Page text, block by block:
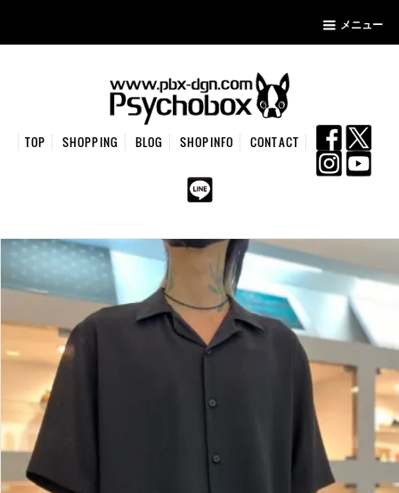
メニュー
TOP SHOPPING BLOG SHOPINFO CONTACT